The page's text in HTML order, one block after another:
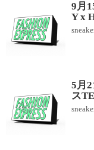
9月
Y x
5月
ス